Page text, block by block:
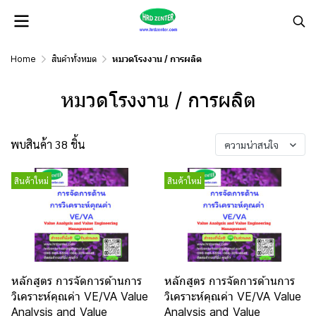
Home สินค้าทั้งหมด หมวดโรงงาน / การผลิต
หมวดโรงงาน / การผลิต
พบสินค้า 38 ชิ้น ความน่าสนใจ
สินค้าใหม่
หลักสูตร การจัดการด้านการ
วิเคราะห์คุณค่า VE/VA Value
Analysis and Value
สินค้าใหม่
หลักสูตร การจัดการด้านการ
วิเคราะห์คุณค่า VE/VA Value
Analysis and Value